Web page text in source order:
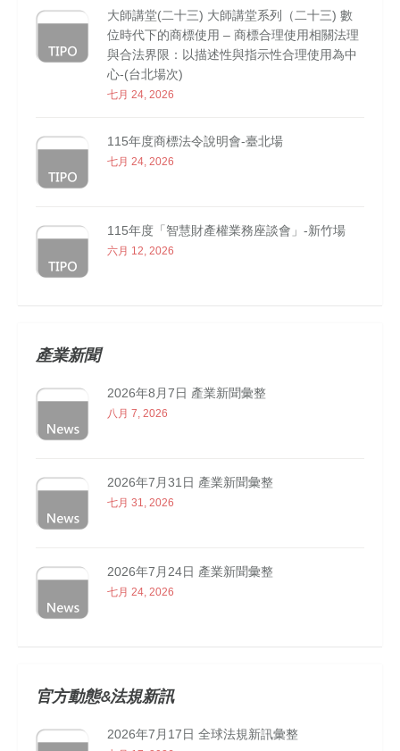
大師講堂(二十三) 大師講堂系列（二十三) 數
位時代下的商標使用 – 商標合理使用相關法理
與合法界限：以描述性與指示性合理使用為中
心-(台北場次)
七月 24, 2026
115年度商標法令說明會-臺北場
七月 24, 2026
115年度「智慧財產權業務座談會」-新竹場
六月 12, 2026
產業新聞
2026年8月7日 產業新聞彙整
八月 7, 2026
2026年7月31日 產業新聞彙整
七月 31, 2026
2026年7月24日 產業新聞彙整
七月 24, 2026
官方動態&法規新訊
2026年7月17日 全球法規新訊彙整